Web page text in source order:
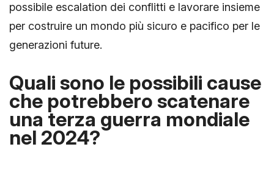
possibile escalation dei conflitti e lavorare insieme
per costruire un mondo più sicuro e pacifico per le
generazioni future.
Quali sono le possibili cause
che potrebbero scatenare
una terza guerra mondiale
nel 2024?